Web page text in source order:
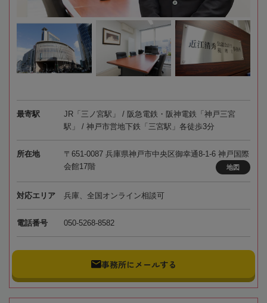
最寄駅
JR「三ノ宮駅」 / 阪急電鉄・阪神電鉄「神戸三宮
駅」 / 神戸市営地下鉄「三宮駅」各徒歩3分
所在地
〒651-0087 兵庫県神戸市中央区御幸通8-1-6 神戸国際
会館17階
地図
対応エリア 兵庫、全国オンライン相談可
電話番号 050-5268-8582
事務所にメールする